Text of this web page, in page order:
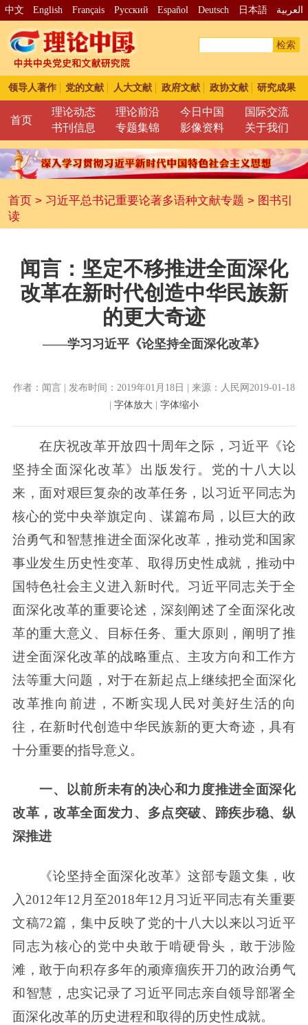
中文 English Français Pусский Español Deutsch 日本語 العربية
检索
领导人著作 党的文献 人大文献 政府文献 政协文献 研究成果
首页
理论动态 理论前沿 今日中国
国际交流
书刊信息
专题集锦 影像资料 关于我们
首页> 习近平总书记重要论著多语种文献专题 > 图书引
读
闻言：坚定不移推进全面深化
改革在新时代创造中华民族新
的更大奇迹
——学习习近平《论坚持全面深化改革》
作者：闻言 | 发布时间：2019年01月18日 | 来源：人民网2019-01-18
| 字体放大 | 字体缩小
在庆祝改革开放四十周年之际，习近平《论
坚持全面深化改革》出版发行。党的十八大以
来，面对艰巨复杂的改革任务，以习近平同志为
核心的党中央举旗定向、谋篇布局，以巨大的政
治勇气和智慧推进全面深化改革，推动党和国家
事业发生历史性变革、取得历史性成就，推动中
国特色社会主义进入新时代。习近平同志关于全
面深化改革的重要论述，深刻阐述了全面深化改
革的重大意义、目标任务、重大原则，阐明了推
进全面深化改革的战略重点、主攻方向和工作方
法等重大问题，对于在新起点上继续把全面深化
改革推向前进，不断实现人民对美好生活的向
往，在新时代创造中华民族新的更大奇迹，具有
十分重要的指导意义。
一、以前所未有的决心和力度推进全面深化
改革，改革全面发力、多点突破、蹄疾步稳、纵
深推进
《论坚持全面深化改革》这部专题文集，收
入2012年12月至2018年12月习近平同志有关重要
文稿72篇，集中反映了党的十八大以来以习近平
同志为核心的党中央敢于啃硬骨头，敢于涉险
滩，敢于向积存多年的顽瘴痼疾开刀的政治勇气
和智慧，忠实记录了习近平同志亲自领导部署全
面深化改革的历史进程和取得的历史性成就。